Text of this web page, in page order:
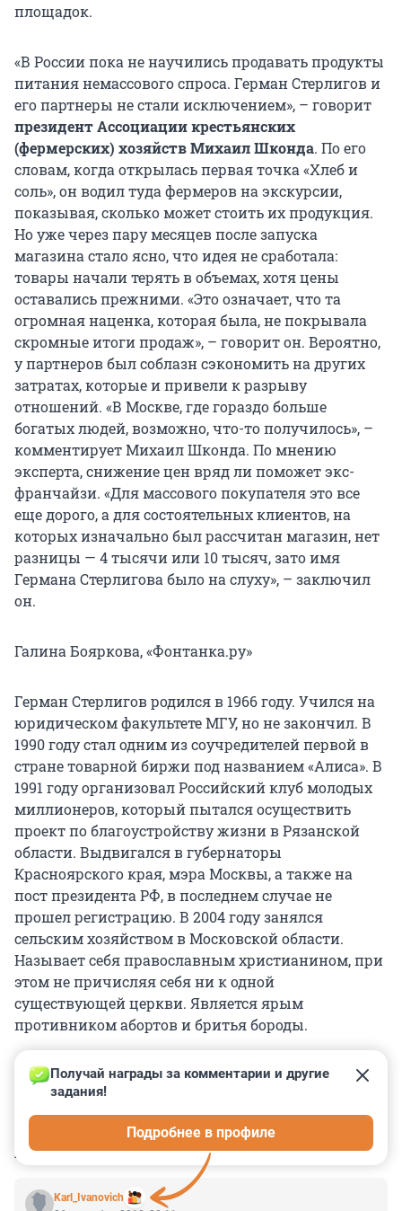
площадок.
«В России пока не научились продавать продукты
питания немассового спроса. Герман Стерлигов и
его партнеры не стали исключением», – говорит
президент Ассоциации крестьянских
(фермерских) хозяйств Михаил Шконда. По его
словам, когда открылась первая точка «Хлеб и
соль», он водил туда фермеров на экскурсии,
показывая, сколько может стоить их продукция.
Но уже через пару месяцев после запуска
магазина стало ясно, что идея не сработала:
товары начали терять в объемах, хотя цены
оставались прежними. «Это означает, что та
огромная наценка, которая была, не покрывала
скромные итоги продаж», – говорит он. Вероятно,
у партнеров был соблазн сэкономить на других
затратах, которые и привели к разрыву
отношений. «В Москве, где гораздо больше
богатых людей, возможно, что-то получилось», –
комментирует Михаил Шконда. По мнению
эксперта, снижение цен вряд ли поможет экс-
франчайзи. «Для массового покупателя это все
еще дорого, а для состоятельных клиентов, на
которых изначально был рассчитан магазин, нет
разницы — 4 тысячи или 10 тысяч, зато имя
Германа Стерлигова было на слуху», – заключил
он.
Галина Бояркова, «Фонтанка.ру»
Герман Стерлигов родился в 1966 году. Учился на
юридическом факультете МГУ, но не закончил. В
1990 году стал одним из соучредителей первой в
стране товарной биржи под названием «Алиса». В
1991 году организовал Российский клуб молодых
миллионеров, который пытался осуществить
проект по благоустройству жизни в Рязанской
области. Выдвигался в губернаторы
Красноярского края, мэра Москвы, а также на
пост президента РФ, в последнем случае не
прошел регистрацию. В 2004 году занялся
сельским хозяйством в Московской области.
Называет себя православным христианином, при
этом не причисляя себя ни к одной
существующей церкви. Является ярым
противником абортов и бритья бороды.
КОММЕНТАРИИ 14
Karl_Ivanovich
Получай награды за комментарии и другие
задания!
Подробнее в профиле